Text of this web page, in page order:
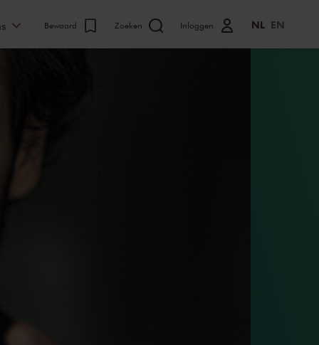
Bewaard Zoeken Inloggen NL EN